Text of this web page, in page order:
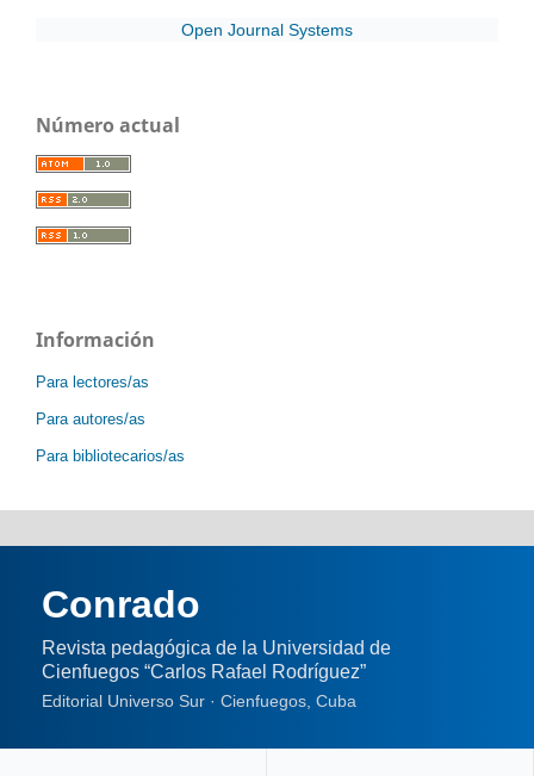
Open Journal Systems
Número actual
Información
Para lectores/as
Para autores/as
Para bibliotecarios/as
Conrado
Revista pedagógica de la Universidad de
Cienfuegos “Carlos Rafael Rodríguez”
Editorial Universo Sur · Cienfuegos, Cuba